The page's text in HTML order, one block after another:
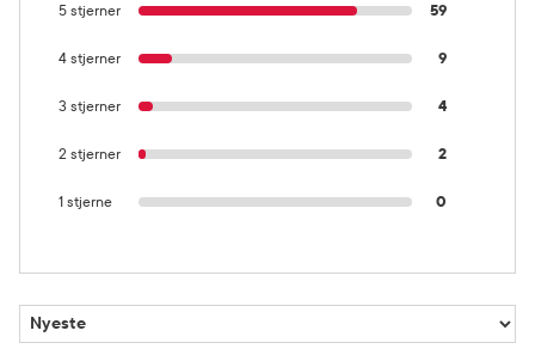
5 stjerner 59
4 stjerner 9
3 stjerner 4
2 stjerner 2
1 stjerne 0